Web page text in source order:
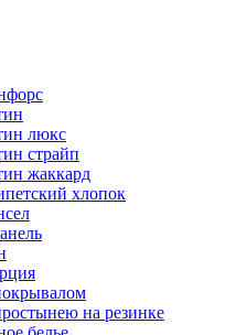
люкс
страйп
жаккард
хлопок
на резинке